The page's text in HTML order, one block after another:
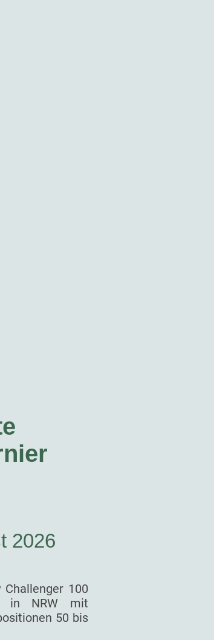
2026
Challenger 100
in NRW mit
50 bis